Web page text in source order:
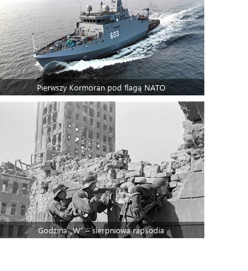
Pierwszy Kormoran pod flagą NATO
Godzina „W” – sierpniowa rapsodia